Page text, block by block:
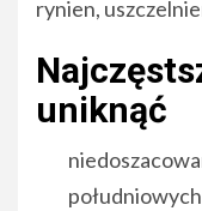
rynien,
uniknąć